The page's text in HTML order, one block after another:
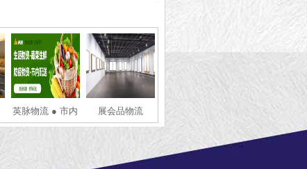
英脉物流 ● 市内
配送 ● 同城物资
展会品物流